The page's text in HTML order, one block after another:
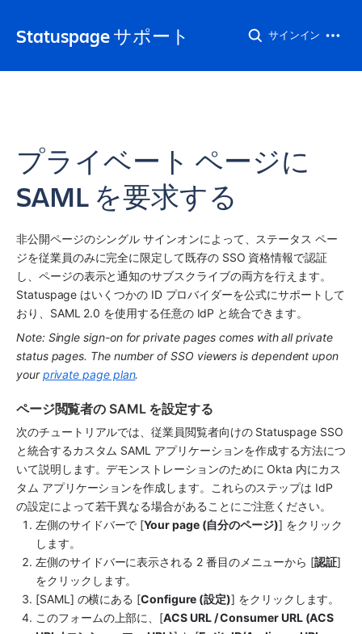
Statuspage サポート サインイン
プライベート ページに
SAML を要求する
非公開ページのシングル サインオンによって、ステータス ペー
ジを従業員のみに完全に限定して既存の SSO 資格情報で認証
し、ページの表示と通知のサブスクライブの両方を行えます。
Statuspage はいくつかの ID プロバイダーを公式にサポートして
おり、SAML 2.0 を使用する任意の IdP と統合できます。
Note: Single sign-on for private pages comes with all private
status pages. The number of SSO viewers is dependent upon
your private page plan.
ページ閲覧者の SAML を設定する
次のチュートリアルでは、従業員閲覧者向けの Statuspage SSO
と統合するカスタム SAML アプリケーションを作成する方法につ
いて説明します。デモンストレーションのために Okta 内にカス
タム アプリケーションを作成します。これらのステップは IdP
の設定によって若干異なる場合があることにご注意ください。
左側のサイドバーで [Your page (自分のページ)] をクリック
します。
左側のサイドバーに表示される 2 番目のメニューから [認証]
をクリックします。
[SAML] の横にある [Configure (設定)] をクリックします。
このフォームの上部に、[ACS URL / Consumer URL (ACS